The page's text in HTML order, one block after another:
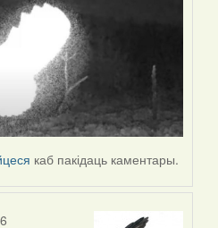
каб пакідаць каментары.